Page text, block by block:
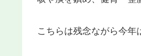
こちらは残念ながら今年